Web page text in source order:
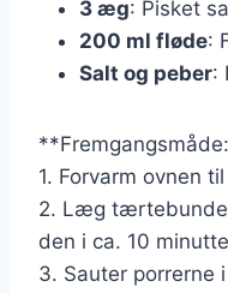
3 æg: Pisket
200 ml fløde:
Salt og peber:
1. Forvarm ovnen
2. Læg
den i ca. 10
3. Sauter porrerne